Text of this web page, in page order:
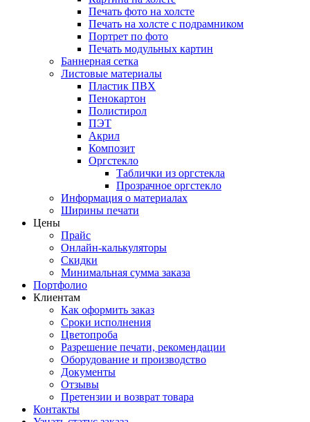
Печать фото на холсте
Печать на холсте с подрамником
Портрет по фото
Печать модульных картин
Баннерная сетка
Листовые материалы
Пластик ПВХ
Пенокартон
Полистирол
ПЭТ
Акрил
Композит
Оргстекло
Таблички из оргстекла
Прозрачное оргстекло
Информация о материалах
Ширины печати
Цены
Прайс
Онлайн-калькуляторы
Скидки
Минимальная сумма заказа
Портфолио
Клиентам
Как оформить заказ
Сроки исполнения
Цветопроба
Разрешение печати, рекомендации
Оборудование и производство
Документы
Отзывы
Претензии и возврат товара
Контакты